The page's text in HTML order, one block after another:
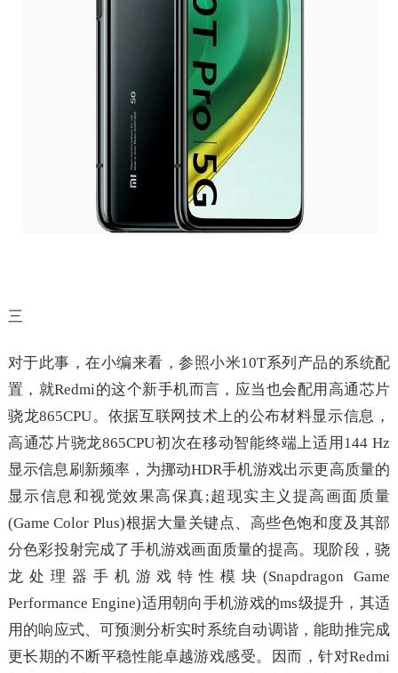
三
对于此事，在小编来看，参照小米10T系列产品的系统配
置，就Redmi的这个新手机而言，应当也会配用高通芯片
骁龙865CPU。依据互联网技术上的公布材料显示信息，
高通芯片骁龙865CPU初次在移动智能终端上适用144 Hz
显示信息刷新频率，为挪动HDR手机游戏出示更高质量的
显示信息和视觉效果高保真;超现实主义提高画面质量
(Game Color Plus)根据大量关键点、高些色饱和度及其部
分色彩投射完成了手机游戏画面质量的提高。现阶段，骁
龙处理器手机游戏特性模块(Snapdragon Game
Performance Engine)适用朝向手机游戏的ms级提升，其适
用的响应式、可预测分析实时系统自动调谐，能助推完成
更长期的不断平稳性能卓越游戏感受。因而，针对Redmi